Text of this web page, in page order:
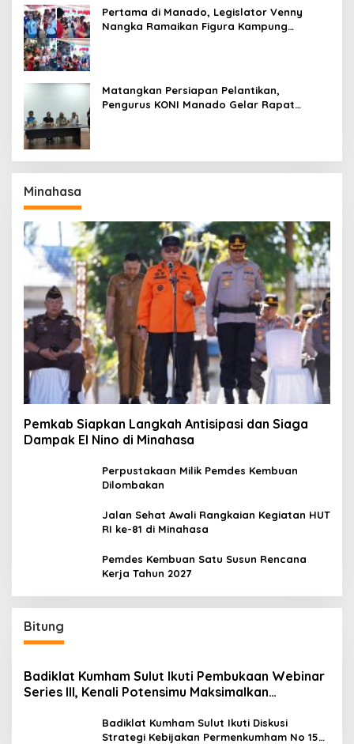
Pertama di Manado, Legislator Venny
Nangka Ramaikan Figura Kampung
Matangkan Persiapan Pelantikan,
Pengurus KONI Manado Gelar Rapat
Minahasa
Pemkab Siapkan Langkah Antisipasi dan Siaga
Dampak El Nino di Minahasa
Perpustakaan Milik Pemdes Kembuan
Dilombakan
Jalan Sehat Awali Rangkaian Kegiatan HUT
RI ke-81 di Minahasa
Pemdes Kembuan Satu Susun Rencana
Kerja Tahun 2027
Bitung
Badiklat Kumham Sulut Ikuti Pembukaan Webinar
Series III, Kenali Potensimu Maksimalkan
Badiklat Kumham Sulut Ikuti Diskusi
Strategi Kebijakan Permenkumham No 15